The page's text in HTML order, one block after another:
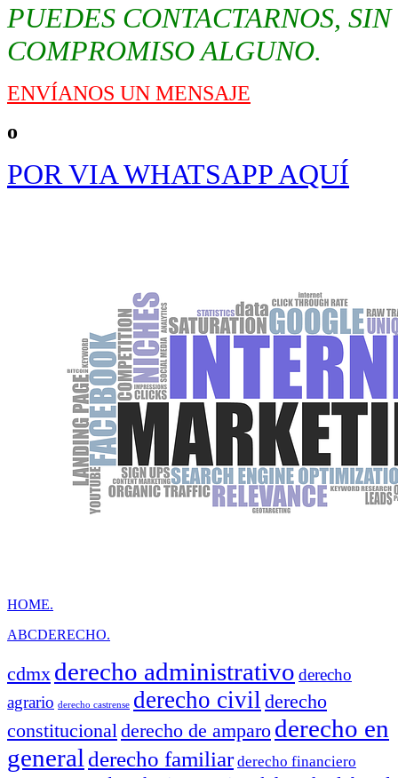
PUEDES CONTACTARNOS, SIN
COMPROMISO ALGUNO.
ENVÍANOS UN MENSAJE
o
POR VIA WHATSAPP AQUÍ
HOME.
ABCDERECHO.
cdmx derecho administrativo derecho
agrario derecho castrense derecho civil derecho
constitucional derecho de amparo derecho en
general derecho familiar derecho financiero